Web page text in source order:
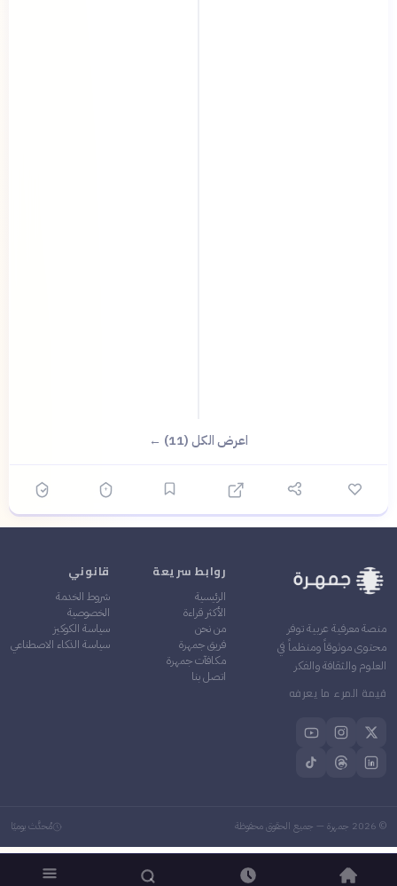
اعرض الكل (11) ←
منصة معرفية عربية توفر
محتوى موثوقاً ومنظماً في
العلوم والثقافة والفكر
قيمة المرء ما يعرفه
روابط سريعة
الرئيسية
الأكثر قراءة
من نحن
فريق جمهرة
مكافآت جمهرة
اتصل بنا
قانوني
شروط الخدمة
الخصوصية
سياسة الكوكيز
سياسة الذكاء الاصطناعي
©
2026 جمهرة — جميع الحقوق محفوظة مُحدَّث يوميًا